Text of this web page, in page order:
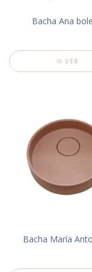
Bacha Ana
VER
Bacha María